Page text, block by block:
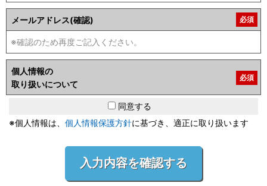
メールアドレス(確認) 必須
個人情報の
取り扱いについて
必須
同意する
※個人情報は、 個人情報保護方針に基づき、適正に取り扱います